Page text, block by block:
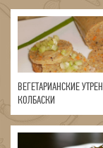
ВЕГЕТАРИАНСКИЕ
КОЛБАСКИ